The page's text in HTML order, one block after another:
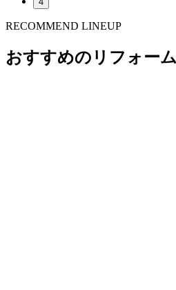
RECOMMEND LINEUP
おすすめのリフォー